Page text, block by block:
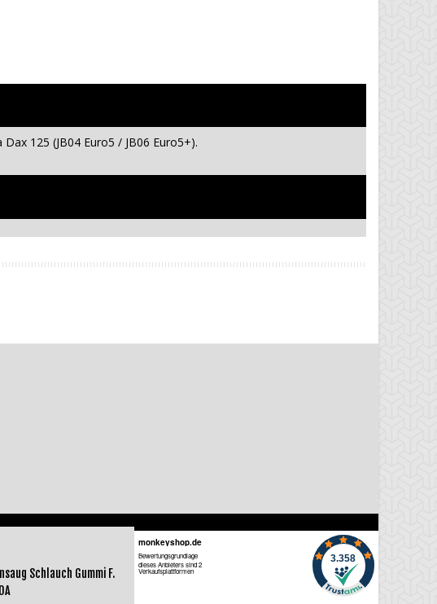
125 (JB04 Euro5 / JB06 Euro5+).
Schlauch Gummi F.